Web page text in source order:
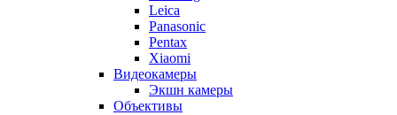
Leica
Panasonic
Pentax
Xiaomi
Видеокамеры
Экшн камеры
Объективы